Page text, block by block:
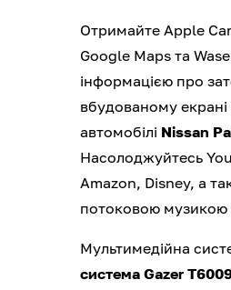
Отримайте Apple
Google Maps та Wase
інформацією про
вбудованому
автомобілі Nissan
Насолоджуйтесь
Amazon, Disney, а
потоковою музикою
Мультимедійна
система Gazer